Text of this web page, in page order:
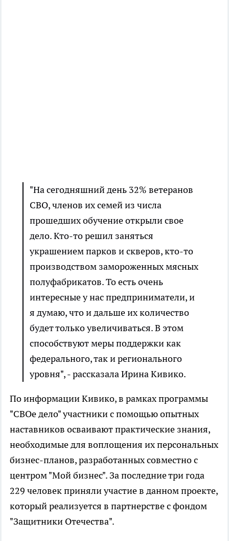
"На сегодняшний день 32% ветеранов
СВО, членов их семей из числа
прошедших обучение открыли свое
дело. Кто-то решил заняться
украшением парков и скверов, кто-то
производством замороженных мясных
полуфабрикатов. То есть очень
интересные у нас предприниматели, и
я думаю, что и дальше их количество
будет только увеличиваться. В этом
способствуют меры поддержки как
федерального, так и регионального
уровня", - рассказала Ирина Кивико.
По информации Кивико, в рамках программы
"СВОе дело" участники с помощью опытных
наставников осваивают практические знания,
необходимые для воплощения их персональных
бизнес-планов, разработанных совместно с
центром "Мой бизнес". За последние три года
229 человек приняли участие в данном проекте,
который реализуется в партнерстве с фондом
"Защитники Отечества".